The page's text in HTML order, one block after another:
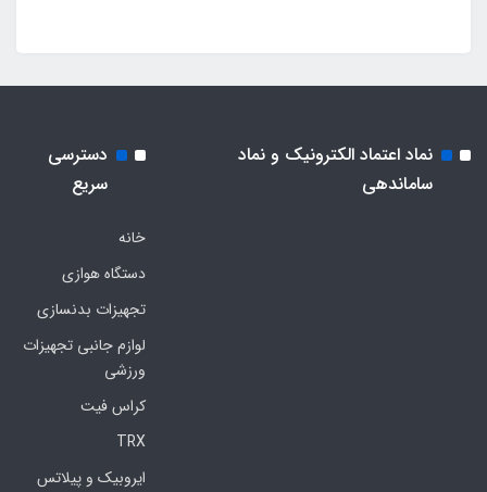
نماد اعتماد الکترونیک و نماد
ساماندهی
دسترسی
سریع
خانه
دستگاه هوازی
تجهیزات بدنسازی
لوازم جانبی تجهیزات
ورزشی
کراس فیت
TRX
ایروبیک و پیلاتس